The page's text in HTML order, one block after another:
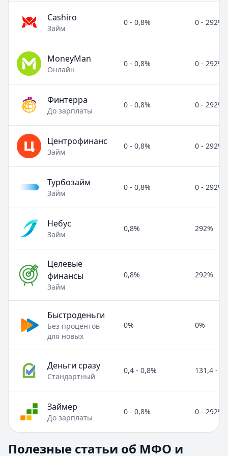
Cashiro
Займ
0 - 0,8% 0 - 292%
MoneyMan
Онлайн
0 - 0,8% 0 - 292%
Финтерра
До зарплаты
0 - 0,8% 0 - 292%
Центрофинанс
Займ
0 - 0,8% 0 - 292%
Турбозайм
Займ
0 - 0,8% 0 - 292%
Небус
Займ
0,8% 292%
Целевые
финансы
Займ
0,8% 292%
Быстроденьги
Без процентов
для новых
0% 0%
Деньги сразу
Стандартный
0,4 - 0,8% 131,4 -
Займер
До зарплаты
0 - 0,8% 0 - 292%
Раздел:МФО и микрозаймы. Всего статей: 8.
Полезные статьи об МФО и